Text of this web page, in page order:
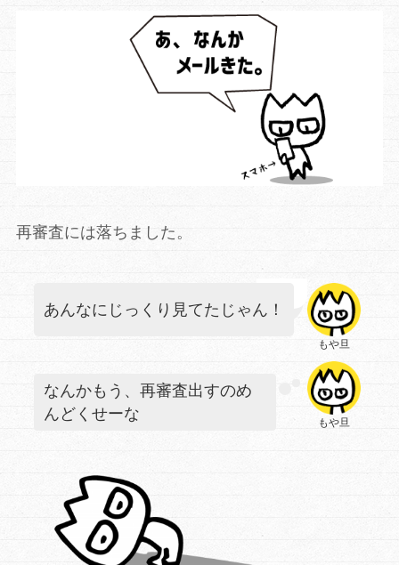
再審査には落ちました。
もや旦
あんなにじっくり見てたじゃん！
もや旦
なんかもう、再審査出すのめ
んどくせーな